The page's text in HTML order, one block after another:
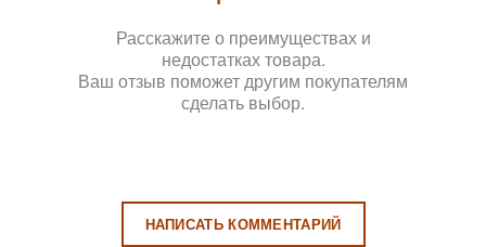
Расскажите о преимуществах и
недостатках товара.
Ваш отзыв поможет другим покупателям
сделать выбор.
НАПИСАТЬ КОММЕНТАРИЙ